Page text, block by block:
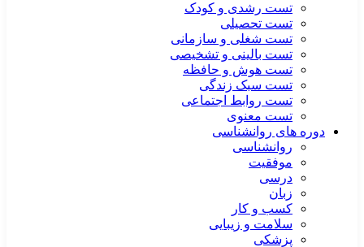
تست رشدی و کودک
تست تحصیلی
تست شغلی و سازمانی
تست بالینی و تشخیصی
تست هوش و حافظه
تست سبک زندگی
تست روابط اجتماعی
تست معنوی
دوره های روانشناسی
روانشناسی
موفقیت
درسی
زبان
کسب و کار
سلامت و زیبایی
پزشکی